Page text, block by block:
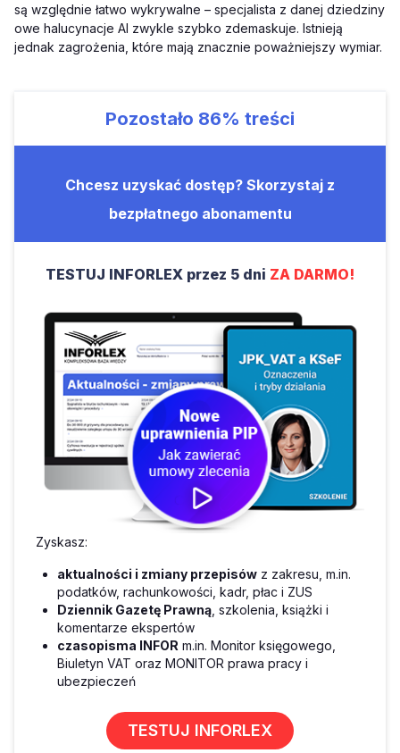
są względnie łatwo wykrywalne – specjalista z danej dziedziny
owe halucynacje AI zwykle szybko zdemaskuje. Istnieją
jednak zagrożenia, które mają znacznie poważniejszy wymiar.
Pozostało 86% treści
Chcesz uzyskać dostęp? Skorzystaj z
bezpłatnego abonamentu
TESTUJ INFORLEX przez 5 dni ZA DARMO!
Zyskasz:
aktualności i zmiany przepisów z zakresu, m.in.
podatków, rachunkowości, kadr, płac i ZUS
Dziennik Gazetę Prawną , szkolenia, książki i
komentarze ekspertów
czasopisma INFOR m.in. Monitor księgowego,
Biuletyn VAT oraz MONITOR prawa pracy i
ubezpieczeń
TESTUJ INFORLEX